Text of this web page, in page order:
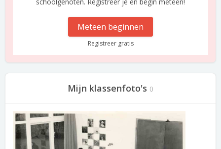
Meteen beginnen
Registreer gratis
Mijn klassenfoto's 0